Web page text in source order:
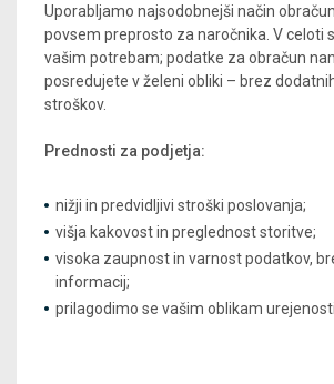
Uporabljamo najsodobnejši način
povsem preprosto za naročnika. V celoti
vašim potrebam; podatke za obračun
posredujete v želeni obliki – brez
stroškov.
Prednosti za podjetja:
nižji in predvidljivi stroški poslovanja;
višja kakovost in preglednost storitve;
visoka zaupnost in varnost podatkov,
informacij;
prilagodimo se vašim oblikam